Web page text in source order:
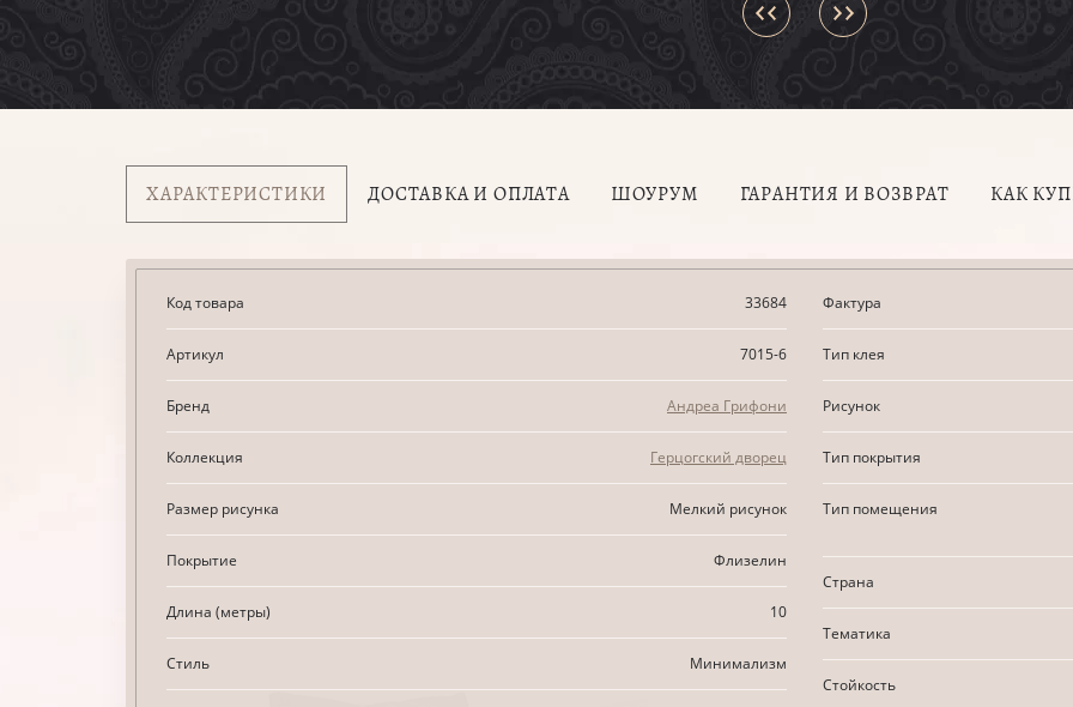
ХАРАКТЕРИСТИКИ ДОСТАВКА И ОПЛАТА ШОУРУМ ГАРАНТИЯ И ВОЗВРАТ КАК
Код товара 33684
Артикул 7015-6
Бренд Андреа Грифони
Коллекция Герцогский дворец
Размер рисунка Мелкий рисунок
Покрытие Флизелин
Длина (метры) 10
Стиль Минимализм
Фактура
Тип клея
Рисунок
Тип покрытия
Тип помещения
Страна
Тематика
Стойкость